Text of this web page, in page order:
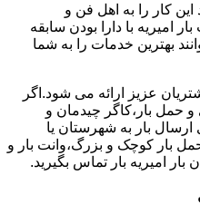
این کار را به اهل فن و
امیریه با دارا بودن سابقه
بهترین خدمات را به شما
عزیز ارائه می شود.اگر
و حمل بار،کاگر چیدمان و
بار به شهرستان یا
بار کوچک و بزرگ،وانت بار و
بار امیریه بار تماس بگیرید.